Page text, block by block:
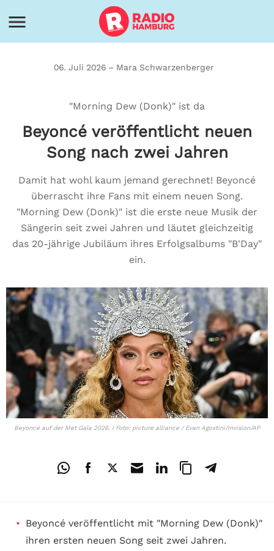
06. Juli 2026 – Mara Schwarzenberger
"Morning Dew (Donk)" ist da
Beyoncé veröffentlicht neuen
Song nach zwei Jahren
Damit hat wohl kaum jemand gerechnet! Beyoncé
überrascht ihre Fans mit einem neuen Song.
"Morning Dew (Donk)" ist die erste neue Musik der
Sängerin seit zwei Jahren und läutet gleichzeitig
das 20-jährige Jubiläum ihres Erfolgsalbums "B'Day"
ein.
Beyoncé auf der Met Gala 2026. I Foto: picture alliance / Evan Agostini/Invision/AP
Beyoncé veröffentlicht mit "Morning Dew (Donk)"
ihren ersten neuen Song seit zwei Jahren.